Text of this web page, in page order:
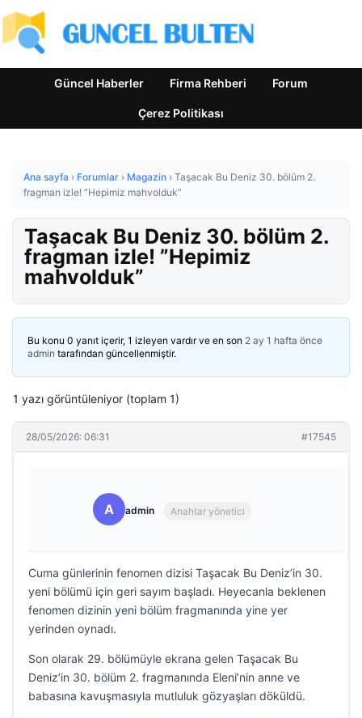
Güncel Haberler Firma Rehberi Forum
Çerez Politikası
Ana sayfa › Forumlar › Magazin › Taşacak Bu Deniz 30. bölüm 2.
fragman izle! ”Hepimiz mahvolduk”
Taşacak Bu Deniz 30. bölüm 2.
fragman izle! ”Hepimiz
mahvolduk”
Bu konu 0 yanıt içerir, 1 izleyen vardır ve en son 2 ay 1 hafta önce
admin tarafından güncellenmiştir.
1 yazı görüntüleniyor (toplam 1)
28/05/2026: 06:31 #17545
A admin Anahtar yönetici
Cuma günlerinin fenomen dizisi Taşacak Bu Deniz’in 30.
yeni bölümü için geri sayım başladı. Heyecanla beklenen
fenomen dizinin yeni bölüm fragmanında yine yer
yerinden oynadı.
Son olarak 29. bölümüyle ekrana gelen Taşacak Bu
Deniz’in 30. bölüm 2. fragmanında Eleni’nin anne ve
babasına kavuşmasıyla mutluluk gözyaşları döküldü.